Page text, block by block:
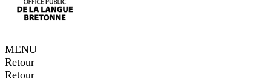
MENU
Retour
Retour